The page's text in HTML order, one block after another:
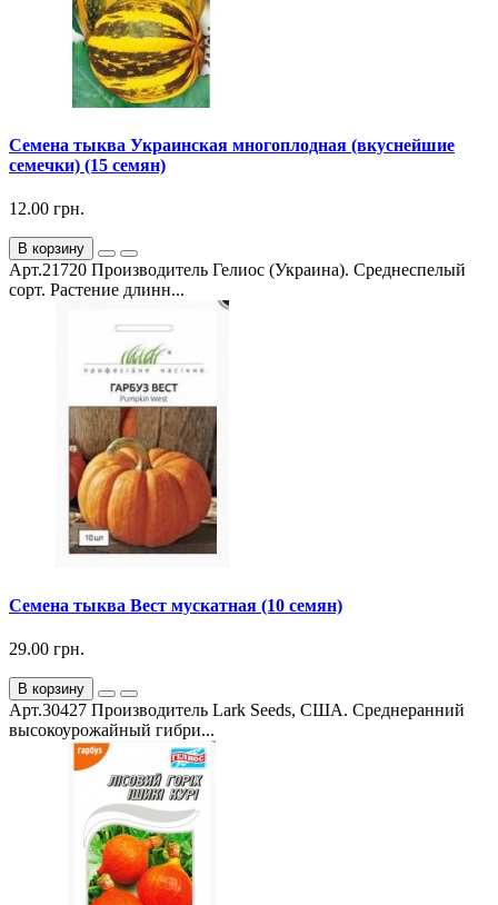
Семена тыква Украинская многоплодная (вкуснейшие
семечки) (15 семян)
12.00 грн.
В корзину
Арт.21720 Производитель Гелиос (Украина). Среднеспелый
сорт. Растение длинн...
Семена тыква Вест мускатная (10 семян)
29.00 грн.
В корзину
Арт.30427 Производитель Lark Seeds, США. Среднеранний
высокоурожайный гибри...